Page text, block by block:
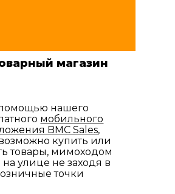
магазин
нашего
мобильного
BMC Sales,
купить или
товары, мимоходом
улице не заходя в
точки